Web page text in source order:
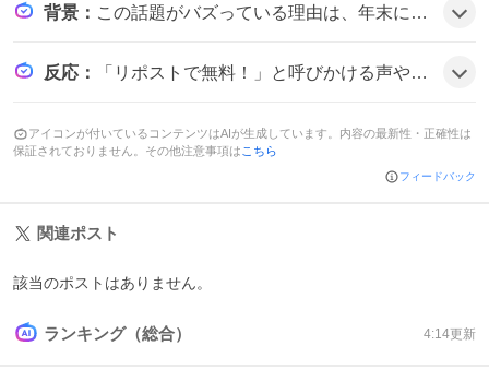
背景 ： この話題がバズっている理由は、年末に迫る高知競馬の最終レース「高知ファイナル」が注目の的となり、無料予想やリツイート特典が参加ハードルを下げたことと、的中情報が次々に拡散されたことで、競馬ファンの期待感が高まったようだ。
反応 ： 「リポストで無料！」と呼びかける声や「予想は🎁します」と配布を告知するツイートが目立ち、的中したユーザーは「的中報告！」と喜びを共有した。全体的にワクワクした雰囲気だ。
アイコンが付いているコンテンツはAIが生成しています。内容の最新性・正確性は
保証されておりません。その他注意事項は こちら
フィードバック
関連ポスト
該当のポストはありません。
ランキング（総合） 4:14更新